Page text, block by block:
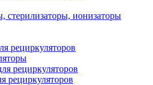
стерилизаторы, ионизаторы
рециркуляторов
рециркуляторов
рециркуляторов